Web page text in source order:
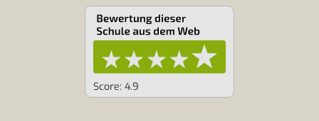
Score: 4.9